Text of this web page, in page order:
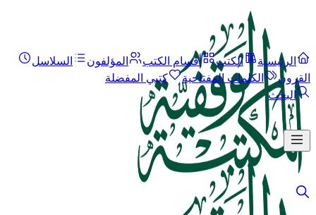
الرئيسية الكتب أقسام الكتب المؤلفون
السلاسل
القرون
الكلمات المفتاحية
كتبي المفضلة
البحث